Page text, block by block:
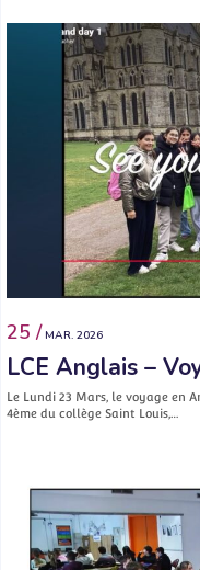
25 / MAR. 2026
LCE Anglais –
Le Lundi 23 Mars, le voyage en
4ème du collège Saint Louis,…